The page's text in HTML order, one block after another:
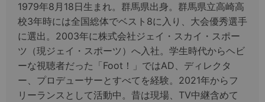
1979年8月18日生まれ。群馬県出身。群馬県立高崎高
校3年時には全国総体でベスト8に入り、大会優秀選手
に選出。2003年に株式会社ジェイ・スカイ・スポー
ツ（現ジェイ・スポーツ）へ入社。学生時代からヘビ
ーな視聴者だった「Foot！」ではAD、ディレクタ
ー、プロデューサーとすべてを経験。2021年からフ
リーランスとして活動中。昔は現場、TV中継含めて